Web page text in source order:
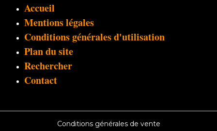
Accueil
Mentions légales
Conditions générales d'utilisation
Plan du site
Rechercher
Contact
Conditions générales de vente